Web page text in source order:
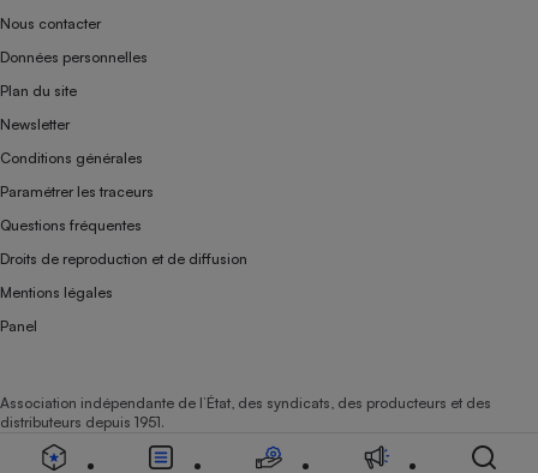
Nous contacter
Données personnelles
Plan du site
Newsletter
Conditions générales
Paramétrer les traceurs
Questions fréquentes
Droits de reproduction et de diffusion
Mentions légales
Panel
Association indépendante de l’État, des syndicats, des producteurs et des
distributeurs depuis 1951.